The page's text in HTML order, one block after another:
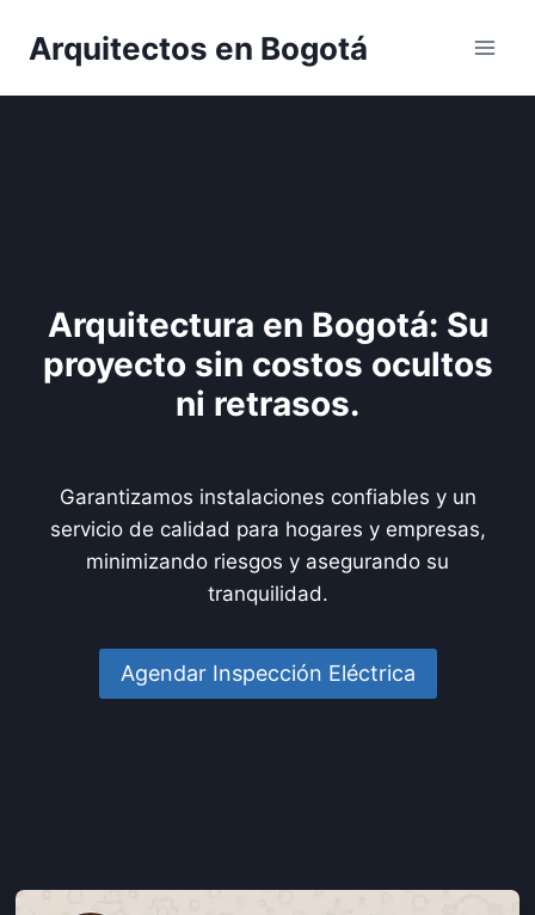
Arquitectos en Bogotá
Arquitectura en Bogotá: Su
proyecto sin costos ocultos
ni retrasos.
Garantizamos instalaciones confiables y un
servicio de calidad para hogares y empresas,
minimizando riesgos y asegurando su
tranquilidad.
Agendar Inspección Eléctrica